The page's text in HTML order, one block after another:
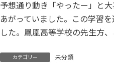
予想通り動き「やったー」と
あがっていました。この学習
した。鳳凰高等学校の先生方
カテゴリー 未分類